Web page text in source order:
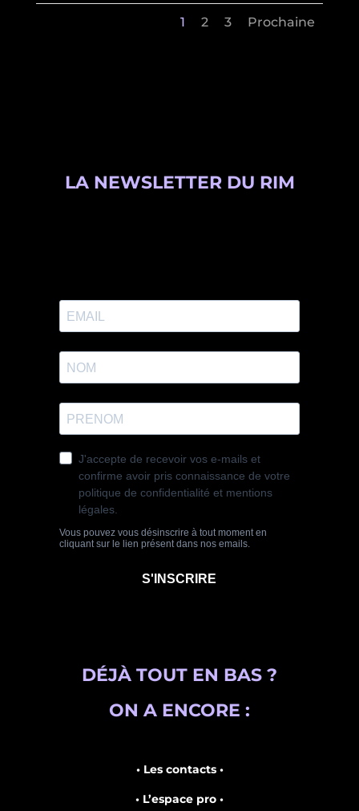
1 2 3 Prochaine
LA NEWSLETTER DU RIM
DÉJÀ TOUT EN BAS ?
ON A ENCORE :
• Les contacts •
• L’espace pro •